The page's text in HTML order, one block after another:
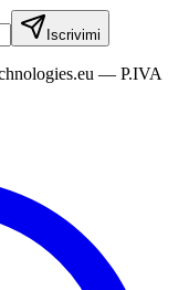
Iscrivimi
— P.IVA